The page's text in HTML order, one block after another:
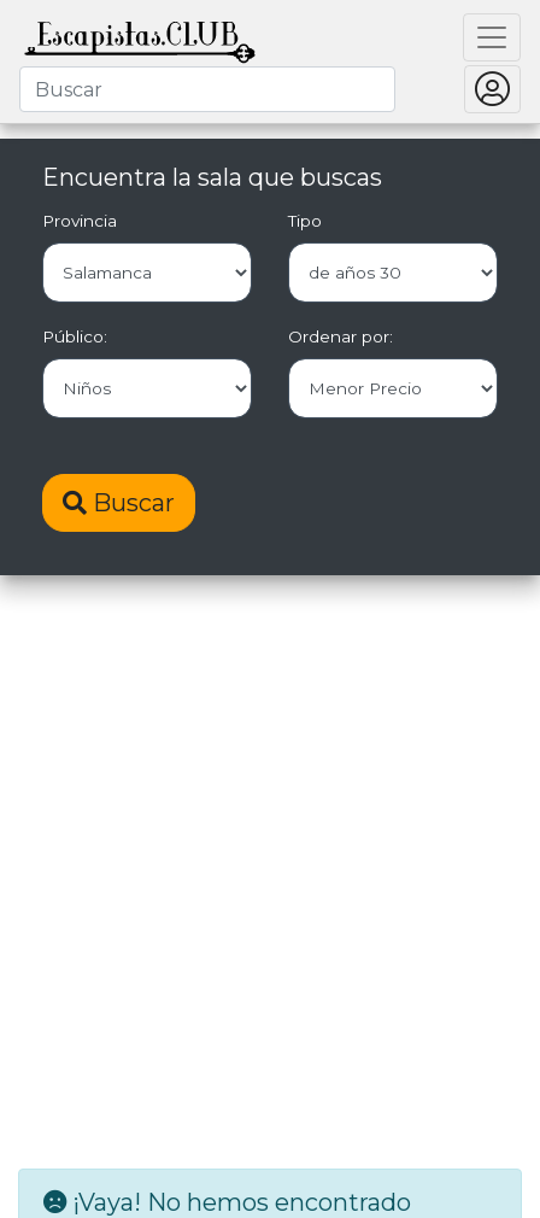
Encuentra la sala que buscas
Provincia Tipo
Público: Ordenar por:
Buscar
¡Vaya! No hemos encontrado